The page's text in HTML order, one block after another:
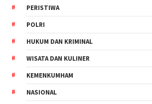
PERISTIWA
POLRI
HUKUM DAN KRIMINAL
WISATA DAN KULINER
KEMENKUMHAM
NASIONAL